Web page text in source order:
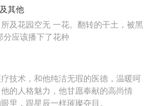
其他
及花园空无 一花。翻转的干土，被黑
分应该播下了花种
技术，和他纯洁无瑕的医德，温暖呵
的人格魅力，他甘愿奉献的高尚情
里，跟星辰一样璀璨夺目。